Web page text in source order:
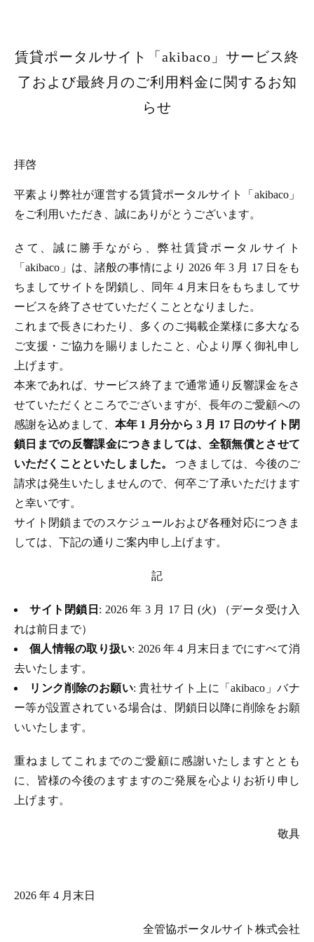
賃貸ポータルサイト「akibaco」サービス終
了および最終月のご利用料金に関するお知
らせ
拝啓
平素より弊社が運営する賃貸ポータルサイト「akibaco」
をご利用いただき、誠にありがとうございます。
さて、誠に勝手ながら、弊社賃貸ポータルサイト
「akibaco」は、諸般の事情により 2026 年 3 月 17 日をも
ちましてサイトを閉鎖し、同年 4 月末日をもちましてサ
ービスを終了させていただくこととなりました。
これまで長きにわたり、多くのご掲載企業様に多大なる
ご支援・ご協力を賜りましたこと、心より厚く御礼申し
上げます。
本来であれば、サービス終了まで通常通り反響課金をさ
せていただくところでございますが、長年のご愛顧への
感謝を込めまして、 本年 1 月分から 3 月 17 日のサイト閉
鎖日までの反響課金につきましては、全額無償とさせて
いただくことといたしました。つきましては、今後のご
請求は発生いたしませんので、何卒ご了承いただけます
と幸いです。
サイト閉鎖までのスケジュールおよび各種対応につきま
しては、下記の通りご案内申し上げます。
記
サイト閉鎖日 : 2026 年 3 月 17 日 (火) （データ受け入
れは前日まで）
個人情報の取り扱い: 2026 年 4 月末日までにすべて消
去いたします。
リンク削除のお願い: 貴社サイト上に「akibaco」バナ
ー等が設置されている場合は、閉鎖日以降に削除をお願
いいたします。
重ねましてこれまでのご愛顧に感謝いたしますととも
に、皆様の今後のますますのご発展を心よりお祈り申し
上げます。
敬具
2026 年 4 月末日
全管協ポータルサイト株式会社